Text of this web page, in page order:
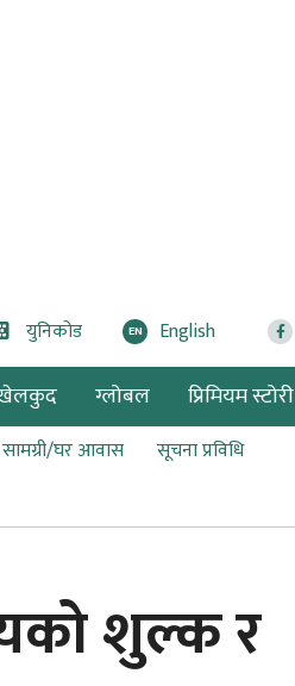
युनिकोड EN English
ग्लोबल प्रिमियम स्टोरी
सामग्री/घर आवास
सूचना प्रविधि
शुल्क र